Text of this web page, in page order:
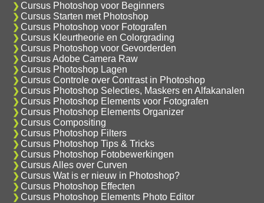
Cursus Photoshop voor Beginners
Cursus Starten met Photoshop
Cursus Photoshop voor Fotografen
Cursus Kleurtheorie en Colorgrading
Cursus Photoshop voor Gevorderden
Cursus Adobe Camera Raw
Cursus Photoshop Lagen
Cursus Controle over Contrast in Photoshop
Cursus Photoshop Selecties, Maskers en Alfakanalen
Cursus Photoshop Elements voor Fotografen
Cursus Photoshop Elements Organizer
Cursus Compositing
Cursus Photoshop Filters
Cursus Photoshop Tips & Tricks
Cursus Photoshop Fotobewerkingen
Cursus Alles over Curven
Cursus Wat is er nieuw in Photoshop?
Cursus Photoshop Effecten
Cursus Photoshop Elements Photo Editor